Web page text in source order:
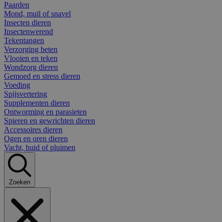
Paarden
Mond, muil of snavel
Insecten dieren
Insectenwerend
Tekentangen
Verzorging beten
Vlooien en teken
Wondzorg dieren
Gemoed en stress dieren
Voeding
Spijsvertering
Supplementen dieren
Ontworming en parasieten
Spieren en gewrichten dieren
Accessoires dieren
Ogen en oren dieren
Vacht, huid of pluimen
Zoeken